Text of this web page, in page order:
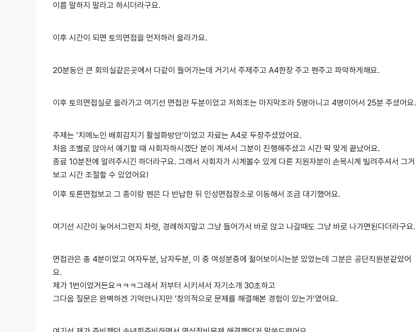
이름 말하지 말라고 하시더라구요.
이후 시간이 되면 토의면접을 먼저하러 올라가요.
20분동안 큰 회의실같은곳에서 다같이 들어가는데 거기서 주제주고 A4한장 주고 펜주고 파악하게해요.
이후 토의면접실로 올라가고 여기선 면접관 두분이었고 저희조는 마지막조라 5명아니고 4명이어서 25분 주셨어요.
주제는 ‘치매노인 배회감지기 활설화방안’이었고 자료는 A4로 두장주셨었어요.
처음 조별로 앉아서 얘기할 때 사회자하시겠단 분이 계셔서 그분이 진행해주셨고 시간 딱 맞게 끝났어요.
종료 10분전에 알려주시긴 하더라구요. 그래서 사회자가 시계볼수 있게 다른 지원자분이 손목시계 빌려주셔서 그거
보고 시간 조절할 수 있었어요!
이후 토론면접보고 그 종이랑 펜은 다 반납한 뒤 인성면접장소로 이동해서 조금 대기했어요.
여기선 시간이 늦어서그런지 차렷, 경례하지말고 그냥 들어가서 바로 앉고 나갈때도 그냥 바로 나가면된다더라구요.
면접관은 총 4분이었고 여자두분, 남자두분, 이 중 여성분중에 젊어보이시는분 있었는데 그분은 공단직원분같았어
요.
제가 1번이었거든요ㅋㅋㅋ그래서 저부터 시키셔서 자기소개 30초하고
그다음 질문은 완벽하겐 기억안나지만 ‘창의적으로 문제를 해결해본 경험이 있는가’였어요.